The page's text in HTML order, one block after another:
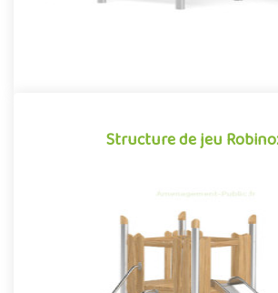
Structure de jeu
Structure de jeu Robinox
La combinaison Robinox 103 est une
pour aire de jeux extérieur de la gamme
s..